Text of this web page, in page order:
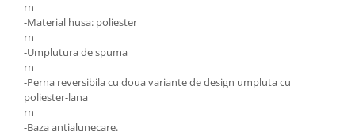
rn
-Material husa: poliester
rn
-Umplutura de spuma
rn
-Perna reversibila cu doua variante de design umpluta cu
poliester-lana
rn
-Baza antialunecare.